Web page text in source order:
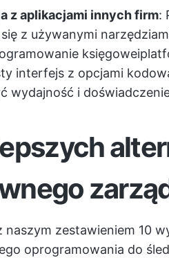
z aplikacjami innych firm:
z używanymi
księgowei
interfejs z opcjami
wydajność i
naszym zestawieniem 10
oprogramowania do